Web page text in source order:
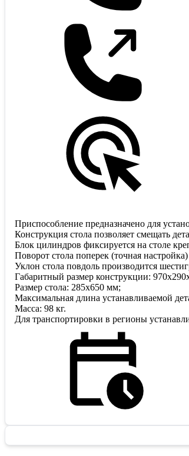
Приспособление предназначено для
Конструкция стола позволяет смещать
Блок цилиндров фиксируется на столе
Поворот стола поперек (точная
Уклон стола повдоль производится
Габаритный размер конструкции:
Размер стола: 285х650 мм;
Максимальная длина устанавливаемой
Масса: 98 кг.
Для транспортировки в регионы